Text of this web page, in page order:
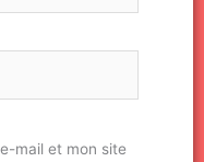
mail et mon site